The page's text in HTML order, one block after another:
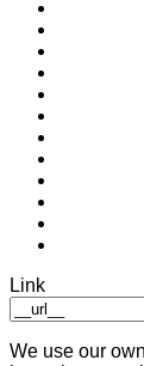
Link
We use our